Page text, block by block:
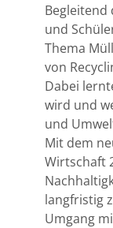
Begleitend
und
Thema
von
Dabei
wird und
und
Mit dem
Wirtschaft
langfristig
Umgang